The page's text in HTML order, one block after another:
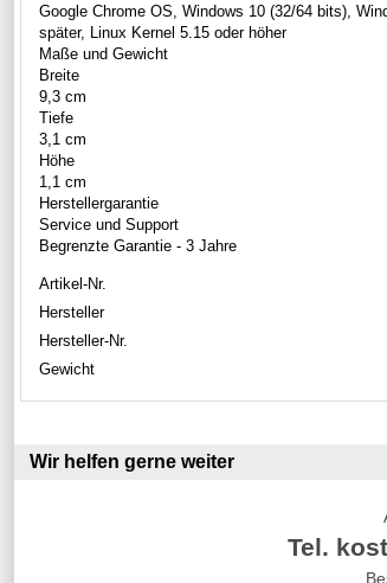
Google Chrome OS, Windows 10 (32/64 bits),
später, Linux Kernel 5.15 oder höher
Maße und Gewicht
Breite
9,3 cm
Tiefe
3,1 cm
Höhe
1,1 cm
Herstellergarantie
Service und Support
Begrenzte Garantie - 3 Jahre
Artikel-Nr.
Hersteller
Hersteller-Nr.
Gewicht
Wir helfen gerne weiter
Tel.